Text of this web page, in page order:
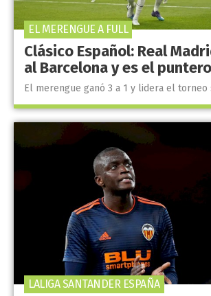
Clásico Español: Real
al Barcelona y es el
El merengue ganó 3 a 1 y lidera el
EL MERENGUE A FULL
LALIGA SANTANDER ESPAÑA